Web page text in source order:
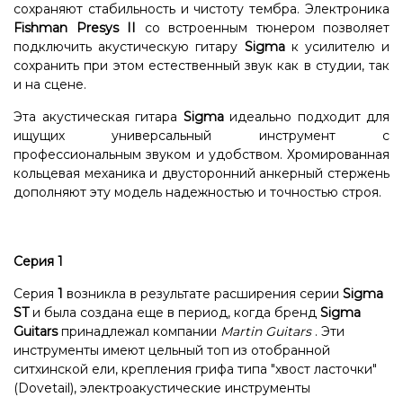
сохраняют стабильность и чистоту тембра. Электроника
Fishman Presys II со встроенным тюнером позволяет
подключить акустическую гитару Sigmaк усилителю и
сохранить при этом естественный звук как в студии, так
и на сцене.
Эта акустическая гитара Sigmaидеально подходит для
ищущих универсальный инструмент с
профессиональным звуком и удобством. Хромированная
кольцевая механика и двусторонний анкерный стержень
дополняют эту модель надежностью и точностью строя.
Серия 1
Серия 1 возникла в результате расширения серии Sigma
STи была создана еще в период, когда бренд Sigma
Guitarsпринадлежал компании Martin Guitars. Эти
инструменты имеют цельный топ из отобранной
ситхинской ели, крепления грифа типа "хвост ласточки"
(Dovetail), электроакустические инструменты